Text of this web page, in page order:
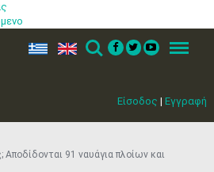
Είσοδος | Εγγραφή
ελ en Search Menu
Αποδίδονται 91 ναυάγια πλοίων και